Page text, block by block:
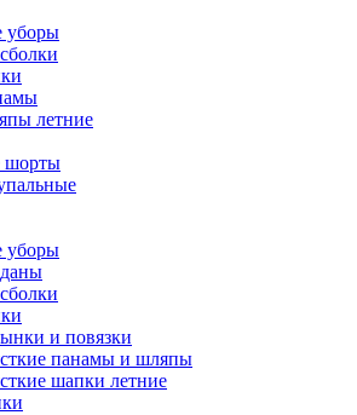
уборы
летние
шорты
уборы
и повязки
панамы и шляпы
шапки летние